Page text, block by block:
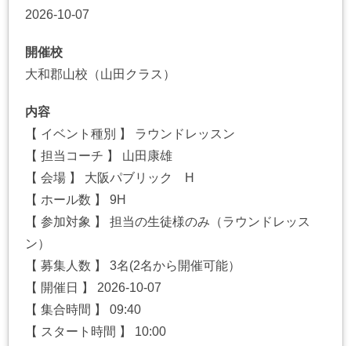
2026-10-07
開催校
大和郡山校（山田クラス）
内容
【 イベント種別 】 ラウンドレッスン
【 担当コーチ 】 山田康雄
【 会場 】 大阪パブリック H
【 ホール数 】 9H
【 参加対象 】 担当の生徒様のみ（ラウンドレッス
ン）
【 募集人数 】 3名(2名から開催可能）
【 開催日 】 2026-10-07
【 集合時間 】 09:40
【 スタート時間 】 10:00